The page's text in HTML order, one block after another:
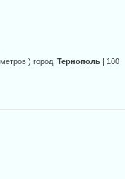
) город:Тернополь | 100